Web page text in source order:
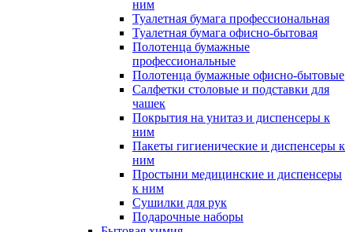
ним
Туалетная бумага профессиональная
Туалетная бумага офисно-бытовая
Полотенца бумажные
профессиональные
Полотенца бумажные офисно-бытовые
Салфетки столовые и подставки для
чашек
Покрытия на унитаз и диспенсеры к
ним
Пакеты гигиенические и диспенсеры к
ним
Простыни медицинские и диспенсеры
к ним
Сушилки для рук
Подарочные наборы